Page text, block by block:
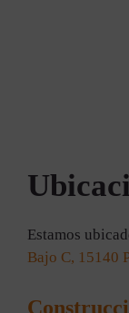
Estamos
Bajo C, 15140